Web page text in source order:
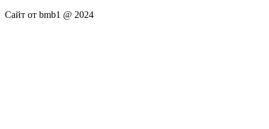
Сайт от bmb1 @ 2024